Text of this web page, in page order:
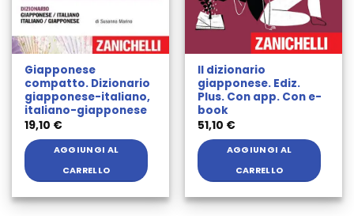
Giapponese
compatto. Dizionario
giapponese-italiano,
italiano-giapponese
19,10 €
AGGIUNGI AL
CARRELLO
Il dizionario
giapponese. Ediz.
Plus. Con app. Con e-
book
51,10 €
AGGIUNGI AL
CARRELLO